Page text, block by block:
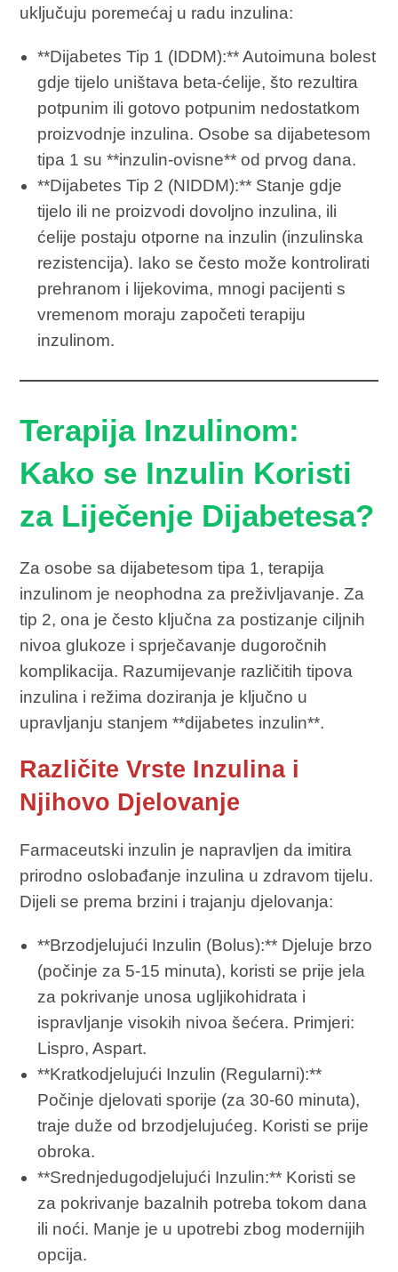
uključuju poremećaj u radu inzulina:
**Dijabetes Tip 1 (IDDM):** Autoimuna bolest
gdje tijelo uništava beta-ćelije, što rezultira
potpunim ili gotovo potpunim nedostatkom
proizvodnje inzulina. Osobe sa dijabetesom
tipa 1 su **inzulin-ovisne** od prvog dana.
**Dijabetes Tip 2 (NIDDM):** Stanje gdje
tijelo ili ne proizvodi dovoljno inzulina, ili
ćelije postaju otporne na inzulin (inzulinska
rezistencija). Iako se često može kontrolirati
prehranom i lijekovima, mnogi pacijenti s
vremenom moraju započeti terapiju
inzulinom.
Terapija Inzulinom:
Kako se Inzulin Koristi
za Liječenje Dijabetesa?
Za osobe sa dijabetesom tipa 1, terapija
inzulinom je neophodna za preživljavanje. Za
tip 2, ona je često ključna za postizanje ciljnih
nivoa glukoze i sprječavanje dugoročnih
komplikacija. Razumijevanje različitih tipova
inzulina i režima doziranja je ključno u
upravljanju stanjem **dijabetes inzulin**.
Različite Vrste Inzulina i
Njihovo Djelovanje
Farmaceutski inzulin je napravljen da imitira
prirodno oslobađanje inzulina u zdravom tijelu.
Dijeli se prema brzini i trajanju djelovanja:
**Brzodjelujući Inzulin (Bolus):** Djeluje brzo
(počinje za 5-15 minuta), koristi se prije jela
za pokrivanje unosa ugljikohidrata i
ispravljanje visokih nivoa šećera. Primjeri:
Lispro, Aspart.
**Kratkodjelujući Inzulin (Regularni):**
Počinje djelovati sporije (za 30-60 minuta),
traje duže od brzodjelujućeg. Koristi se prije
obroka.
**Srednjedugodjelujući Inzulin:** Koristi se
za pokrivanje bazalnih potreba tokom dana
ili noći. Manje je u upotrebi zbog modernijih
opcija.